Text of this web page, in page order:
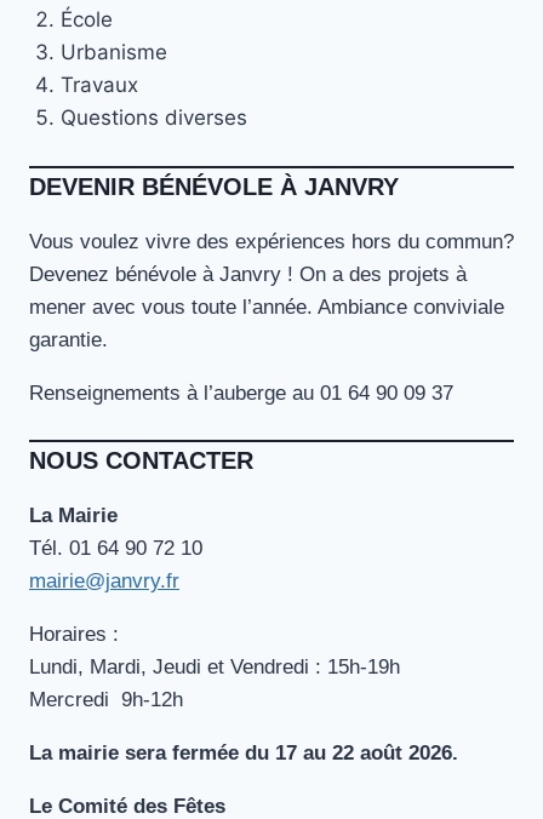
École
Urbanisme
Travaux
Questions diverses
DEVENIR BÉNÉVOLE À JANVRY
Vous voulez vivre des expériences hors du commun?
Devenez bénévole à Janvry ! On a des projets à
mener avec vous toute l’année. Ambiance conviviale
garantie.
Renseignements à l’auberge au 01 64 90 09 37
NOUS CONTACTER
La Mairie
Tél. ‭01 64 90 72 10‬
mairie@janvry.fr
Horaires :
Lundi, Mardi, Jeudi et Vendredi : 15h-19h
Mercredi 9h-12h
La mairie sera fermée du 17 au 22 août 2026.
Le Comité des Fêtes